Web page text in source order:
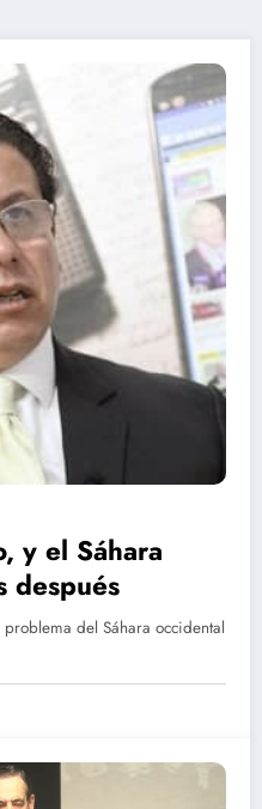
y el Sáhara
después
del Sáhara occidental